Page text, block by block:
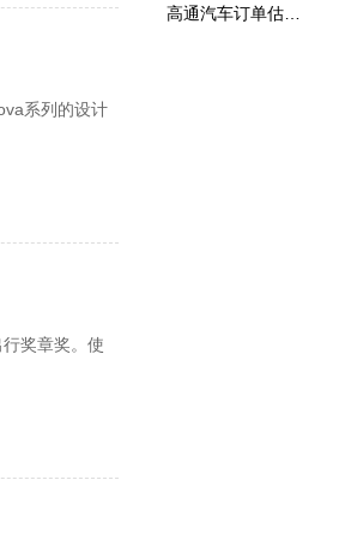
系列的设计
奖章奖。使